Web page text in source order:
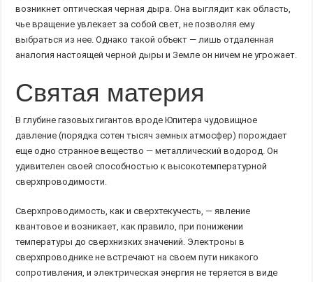
возникнет оптическая черная дыра. Она выглядит как область,
чье вращение увлекает за собой свет, не позволяя ему
выбраться из нее. Однако такой объект — лишь отдаленная
аналогия настоящей черной дыры и Земле он ничем не угрожает.
Святая материя
В глубине газовых гигантов вроде Юпитера чудовищное
давление (порядка сотен тысяч земных атмосфер) порождает
еще одно странное вещество — металлический водород. Он
удивителен своей способностью к высокотемпературной
сверхпроводимости.
Сверхпроводимость, как и сверхтекучесть, — явление
квантовое и возникает, как правило, при понижении
температуры до сверхнизких значений. Электроны в
сверхпроводнике не встречают на своем пути никакого
сопротивления, и электрическая энергия не теряется в виде